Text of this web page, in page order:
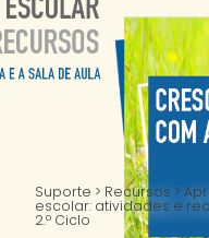
Suporte > Recursos >
escolar: atividades e
2.º Ciclo